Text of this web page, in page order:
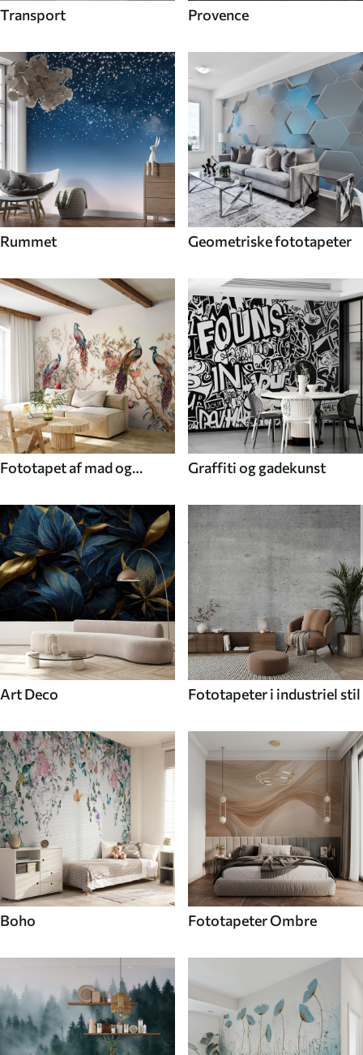
Transport Provence
Rummet Geometriske fototapeter
Fototapet af mad og
Graffiti og gadekunst
Art Deco Fototapeter i industriel stil
Boho Fototapeter Ombre